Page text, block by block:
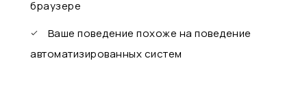
браузере
Ваше поведение похоже на поведение
автоматизированных систем